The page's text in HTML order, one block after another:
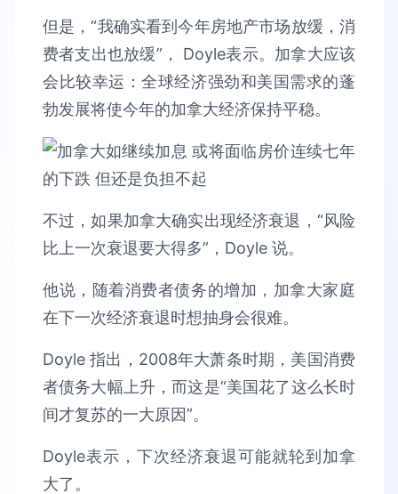
但是，“我确实看到今年房地产市场放缓，消
费者支出也放缓”， Doyle表示。加拿大应该
会比较幸运：全球经济强劲和美国需求的蓬
勃发展将使今年的加拿大经济保持平稳。
不过，如果加拿大确实出现经济衰退，“风险
比上一次衰退要大得多”，Doyle 说。
他说，随着消费者债务的增加，加拿大家庭
在下一次经济衰退时想抽身会很难。
Doyle 指出，2008年大萧条时期，美国消费
者债务大幅上升，而这是“美国花了这么长时
间才复苏的一大原因”。
Doyle表示，下次经济衰退可能就轮到加拿
大了。